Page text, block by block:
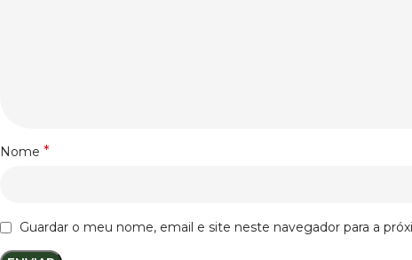
Nome *
Guardar o meu nome, email e site neste navegador para a